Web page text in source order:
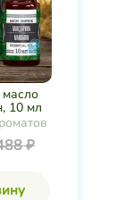
10 мл
₽